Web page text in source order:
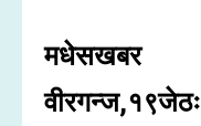
मधेसखबर
वीरगन्ज,१९जेठः